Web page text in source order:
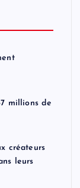
millions de
créateurs
leurs